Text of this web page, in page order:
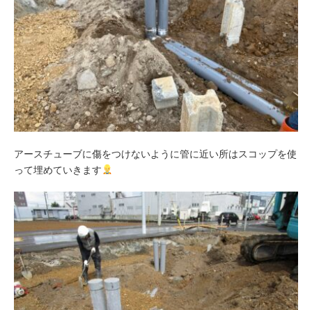
アースチューブに傷をつけないように管に近い所はスコップを使
って埋めていきます